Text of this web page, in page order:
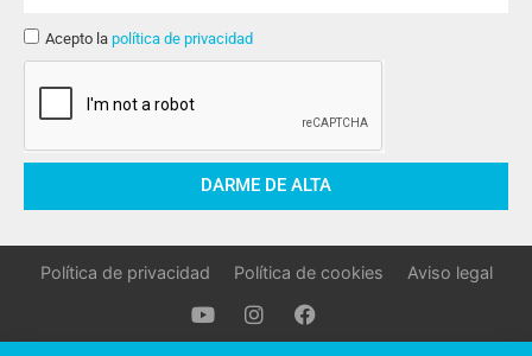
Acepto la política de privacidad
DARME DE ALTA
Política de privacidad Política de cookies Aviso legal